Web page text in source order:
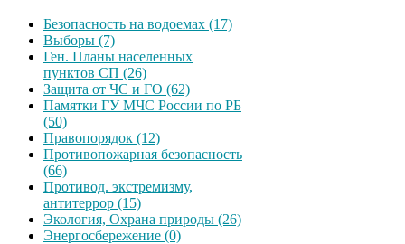
Безопасность на водоемах (17)
Выборы (7)
Ген. Планы населенных
пунктов СП (26)
Защита от ЧС и ГО (62)
Памятки ГУ МЧС России по РБ
(50)
Правопорядок (12)
Противопожарная безопасность
(66)
Противод. экстремизму,
антитеррор (15)
Экология, Охрана природы (26)
Энергосбережение (0)